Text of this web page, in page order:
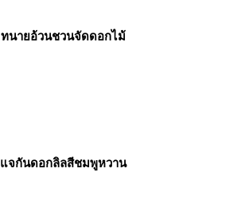
ทนายอ้วนชวนจัดดอกไม้
จกันดอกลิลสีชมพูหวาน